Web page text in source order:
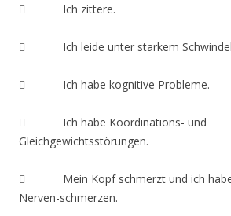
 Ich zittere.
 Ich leide unter starkem
 Ich habe kognitive Probleme.
 Ich habe Koordinations- und
Gleichgewichtsstörungen.
 Mein Kopf schmerzt und ich habe
Nerven-schmerzen.